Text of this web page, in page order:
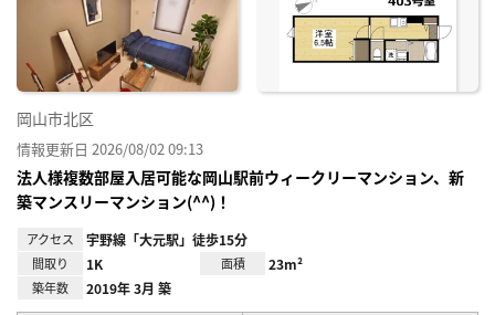
岡山市北区
情報更新日 2026/08/02 09:13
法人様複数部屋入居可能な岡山駅前ウィークリーマンション、新
築マンスリーマンション(^^)！
アクセス 宇野線「大元駅」徒歩15分
間取り 1K 面積 23m²
築年数 2019年 3月 築